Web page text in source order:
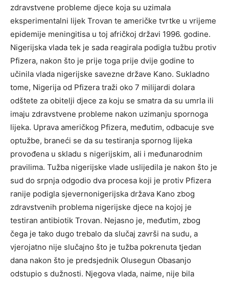
zdravstvene probleme djece koja su uzimala
eksperimentalni lijek Trovan te američke tvrtke u vrijeme
epidemije meningitisa u toj afričkoj državi 1996. godine.
Nigerijska vlada tek je sada reagirala podigla tužbu protiv
Pfizera, nakon što je prije toga prije dvije godine to
učinila vlada nigerijske savezne države Kano. Sukladno
tome, Nigerija od Pfizera traži oko 7 milijardi dolara
odštete za obitelji djece za koju se smatra da su umrla ili
imaju zdravstvene probleme nakon uzimanju spornoga
lijeka. Uprava američkog Pfizera, međutim, odbacuje sve
optužbe, braneći se da su testiranja spornog lijeka
provođena u skladu s nigerijskim, ali i međunarodnim
pravilima. Tužba nigerijske vlade uslijedila je nakon što je
sud do srpnja odgodio dva procesa koji je protiv Pfizera
ranije podigla sjevernonigerijska država Kano zbog
zdravstvenih problema nigerijske djece na kojoj je
testiran antibiotik Trovan. Nejasno je, međutim, zbog
čega je tako dugo trebalo da slučaj završi na sudu, a
vjerojatno nije slučajno što je tužba pokrenuta tjedan
dana nakon što je predsjednik Olusegun Obasanjo
odstupio s dužnosti. Njegova vlada, naime, nije bila